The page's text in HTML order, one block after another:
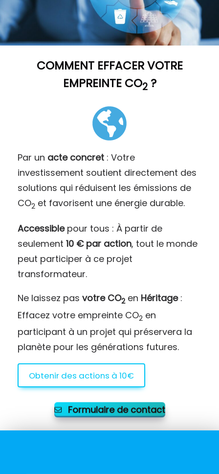
COMMENT EFFACER VOTRE
EMPREINTE CO2?
Par un acte concret: Votre
investissement soutient directement des
solutions qui réduisent les émissions de
CO2 et favorisent une énergie durable.
Accessiblepour tous : À partir de
seulement 10 € par action, tout le monde
peut participer à ce projet
transformateur.
Ne laissez pas votre CO2en Héritage:
Effacez votre empreinte CO2 en
participant à un projet qui préservera la
planète pour les générations futures.
Obtenir des actions à 10€
Formulaire de contact